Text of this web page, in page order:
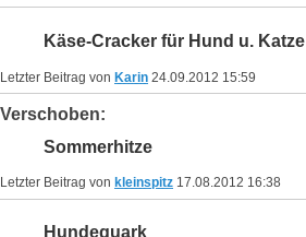
Käse-Cracker für Hund u. Katze
Letzter Beitrag von Karin 24.09.2012 15:59
Verschoben:
Sommerhitze
Letzter Beitrag von kleinspitz 17.08.2012 16:38
Hundequark